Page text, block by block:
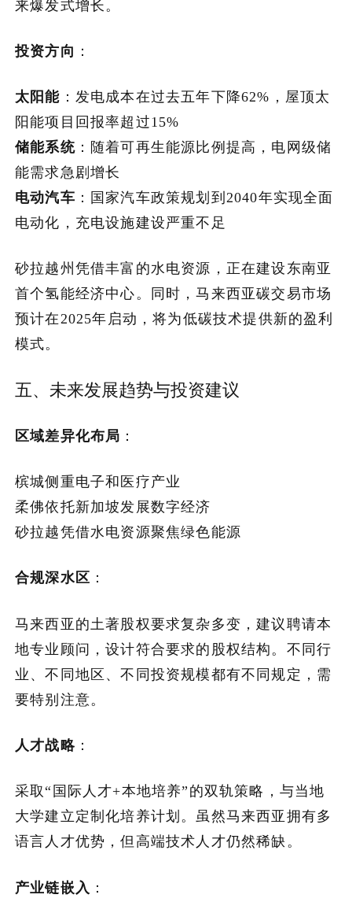
来爆发式增长。
投资方向 ：
太阳能 ：发电成本在过去五年下降62%，屋顶太
阳能项目回报率超过15%
储能系统：随着可再生能源比例提高，电网级储
能需求急剧增长
电动汽车 ：国家汽车政策规划到2040年实现全面
电动化，充电设施建设严重不足
砂拉越州凭借丰富的水电资源，正在建设东南亚
首个氢能经济中心。同时，马来西亚碳交易市场
预计在2025年启动，将为低碳技术提供新的盈利
模式。
五、未来发展趋势与投资建议
区域差异化布局 ：
槟城侧重电子和医疗产业
柔佛依托新加坡发展数字经济
砂拉越凭借水电资源聚焦绿色能源
合规深水区 ：
马来西亚的土著股权要求复杂多变，建议聘请本
地专业顾问，设计符合要求的股权结构。不同行
业、不同地区、不同投资规模都有不同规定，需
要特别注意。
人才战略 ：
采取“国际人才+本地培养”的双轨策略，与当地
大学建立定制化培养计划。虽然马来西亚拥有多
语言人才优势，但高端技术人才仍然稀缺。
产业链嵌入 ：